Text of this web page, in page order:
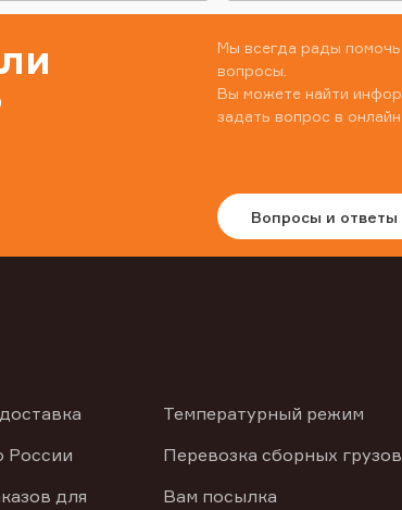
Мы всегда рады
вопросы.
Вы можете найти
задать вопрос в
Вопросы и ответы
России
для
Температурный режим
Перевозка сборных грузов
Вам посылка